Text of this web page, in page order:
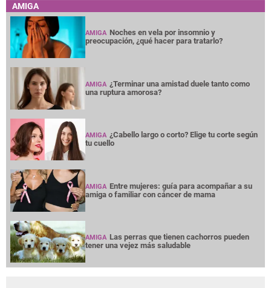
AMIGA
AMIGA Noches en vela por insomnio y
preocupación, ¿qué hacer para tratarlo?
AMIGA ¿Terminar una amistad duele tanto como
una ruptura amorosa?
AMIGA ¿Cabello largo o corto? Elige tu corte según
tu cuello
AMIGA Entre mujeres: guía para acompañar a su
amiga o familiar con cáncer de mama
AMIGA Las perras que tienen cachorros pueden
tener una vejez más saludable